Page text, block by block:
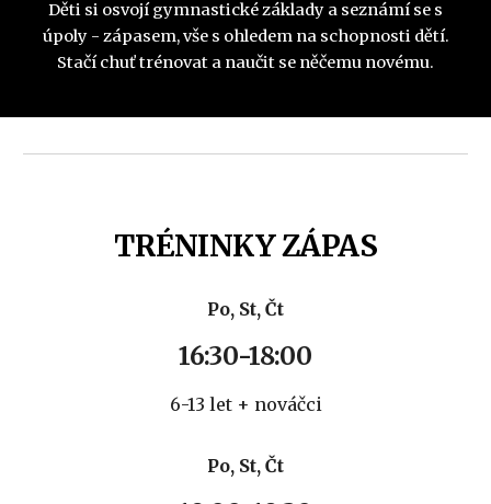
Děti si osvojí gymnastické základy a seznámí se s
úpoly - zápasem, vše s ohledem na schopnosti dětí.
Stačí chuť trénovat a naučit se něčemu novému.
TRÉNINKY ZÁPAS
Po, St, Čt
16:30-18:00
6-13 let + nováčci
Po, St, Čt